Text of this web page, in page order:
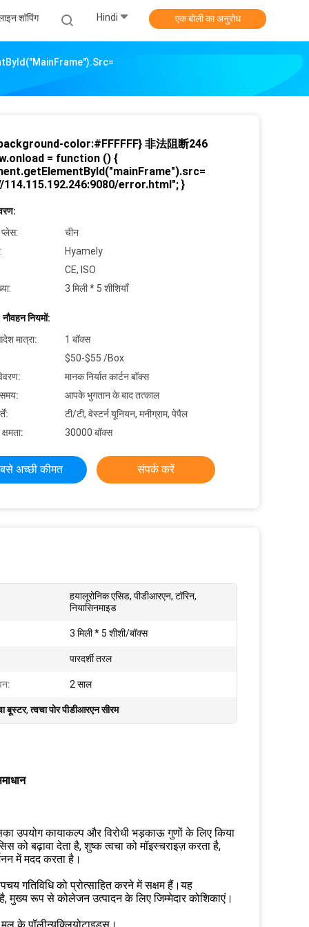
शॉपिंग Hindi एक बोली का अनुरोध
color:#FFFFFF} 非法阻断246
= function () {
error.html"; }
प्लेस:
चीन
Hyamely
CE, ISO
3 मिली * 5 शीशियाँ
नियमों:
मात्रा:
1 बॉक्स
$50-$55 /Box
मानक निर्यात कार्टन बॉक्स
आपके भुगतान के बाद तत्काल
टी/टी, वेस्टर्न यूनियन, मनीग्राम, पेपैल
30000 बॉक्स
अच्छी कीमत संपर्क करें
हयालूरोनिक एसिड, पीडीआरएन, टॉरिन,
नियासिनमाइड
3 मिली * 5 शीशी/बॉक्स
पारदर्शी तरल
2 साल
बूस्टर,त्वचा पोर पीडीआरएन सीरम
उपयोग कायाकल्प और विरोधी भड़काऊ गुणों के लिए किया
को बढ़ावा देता है, शुष्क त्वचा को मॉइस्चराइज़ करता है,
में मदद करता है।
गतिविधि को प्रोत्साहित करने में सक्षम हैं।यह
मुख्य रूप से कोलेजन उत्पादन के लिए जिम्मेदार कोशिकाएं।